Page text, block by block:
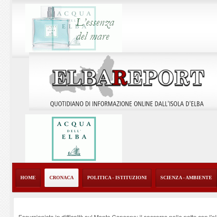
HOME CRONACA POLITICA - ISTITUZIONI SCIENZA - AMBIENTE